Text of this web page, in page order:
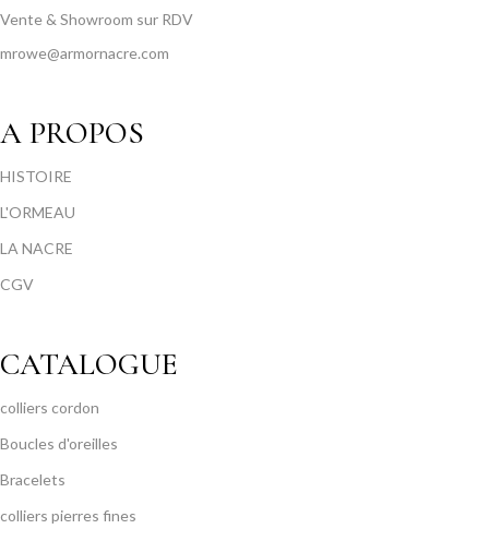
Vente & Showroom sur RDV
mrowe@armornacre.com
A PROPOS
HISTOIRE
L'ORMEAU
LA NACRE
CGV
CATALOGUE
colliers cordon
Boucles d'oreilles
Bracelets
colliers pierres fines